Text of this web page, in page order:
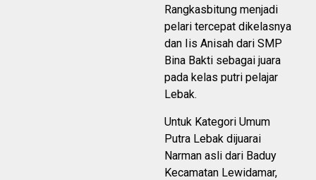
Rangkasbitung menjadi
pelari tercepat dikelasnya
dan Iis Anisah dari SMP
Bina Bakti sebagai juara
pada kelas putri pelajar
Lebak.
Untuk Kategori Umum
Putra Lebak dijuarai
Narman asli dari Baduy
Kecamatan Lewidamar,